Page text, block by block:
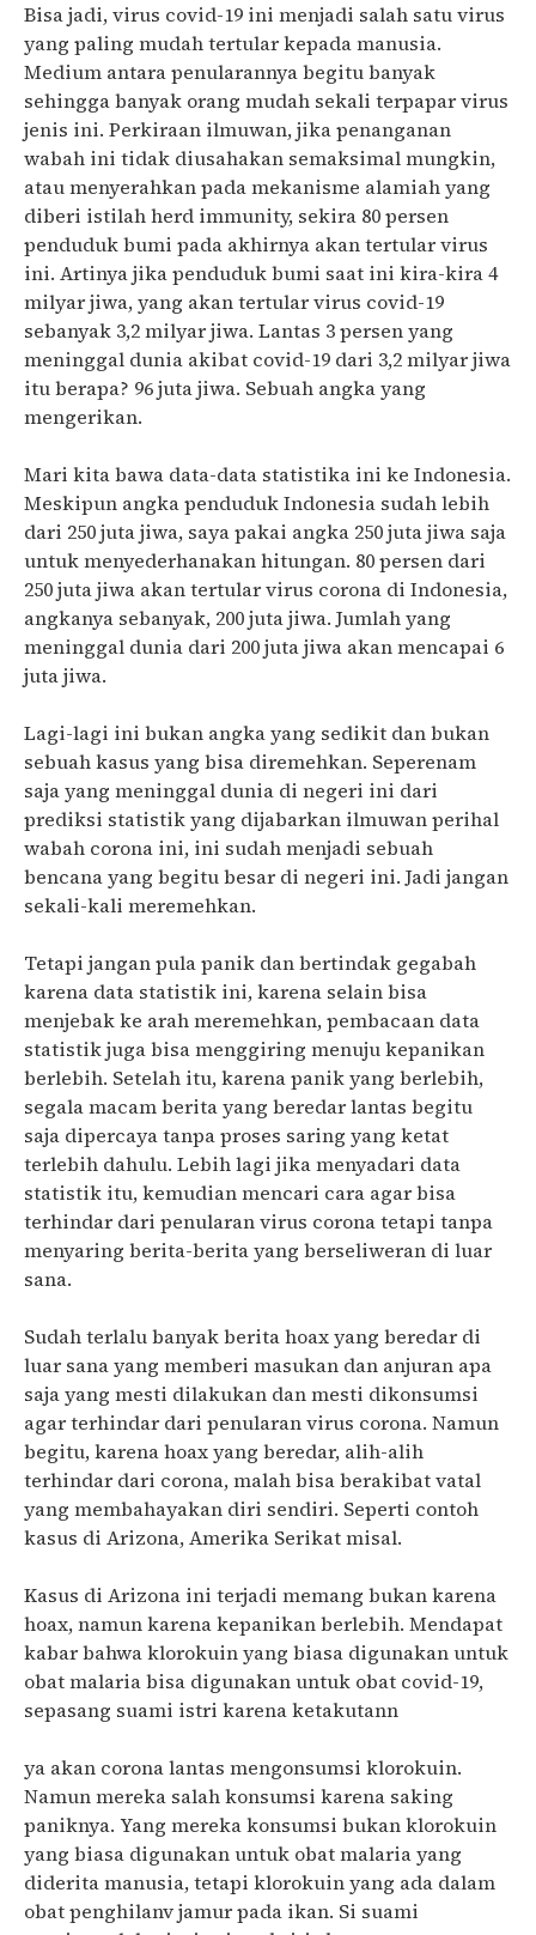
Bisa jadi, virus covid-19 ini menjadi salah satu virus
yang paling mudah tertular kepada manusia.
Medium antara penularannya begitu banyak
sehingga banyak orang mudah sekali terpapar virus
jenis ini. Perkiraan ilmuwan, jika penanganan
wabah ini tidak diusahakan semaksimal mungkin,
atau menyerahkan pada mekanisme alamiah yang
diberi istilah herd immunity, sekira 80 persen
penduduk bumi pada akhirnya akan tertular virus
ini. Artinya jika penduduk bumi saat ini kira-kira 4
milyar jiwa, yang akan tertular virus covid-19
sebanyak 3,2 milyar jiwa. Lantas 3 persen yang
meninggal dunia akibat covid-19 dari 3,2 milyar jiwa
itu berapa? 96 juta jiwa. Sebuah angka yang
mengerikan.
Mari kita bawa data-data statistika ini ke Indonesia.
Meskipun angka penduduk Indonesia sudah lebih
dari 250 juta jiwa, saya pakai angka 250 juta jiwa saja
untuk menyederhanakan hitungan. 80 persen dari
250 juta jiwa akan tertular virus corona di Indonesia,
angkanya sebanyak, 200 juta jiwa. Jumlah yang
meninggal dunia dari 200 juta jiwa akan mencapai 6
juta jiwa.
Lagi-lagi ini bukan angka yang sedikit dan bukan
sebuah kasus yang bisa diremehkan. Seperenam
saja yang meninggal dunia di negeri ini dari
prediksi statistik yang dijabarkan ilmuwan perihal
wabah corona ini, ini sudah menjadi sebuah
bencana yang begitu besar di negeri ini. Jadi jangan
sekali-kali meremehkan.
Tetapi jangan pula panik dan bertindak gegabah
karena data statistik ini, karena selain bisa
menjebak ke arah meremehkan, pembacaan data
statistik juga bisa menggiring menuju kepanikan
berlebih. Setelah itu, karena panik yang berlebih,
segala macam berita yang beredar lantas begitu
saja dipercaya tanpa proses saring yang ketat
terlebih dahulu. Lebih lagi jika menyadari data
statistik itu, kemudian mencari cara agar bisa
terhindar dari penularan virus corona tetapi tanpa
menyaring berita-berita yang berseliweran di luar
sana.
Sudah terlalu banyak berita hoax yang beredar di
luar sana yang memberi masukan dan anjuran apa
saja yang mesti dilakukan dan mesti dikonsumsi
agar terhindar dari penularan virus corona. Namun
begitu, karena hoax yang beredar, alih-alih
terhindar dari corona, malah bisa berakibat vatal
yang membahayakan diri sendiri. Seperti contoh
kasus di Arizona, Amerika Serikat misal.
Kasus di Arizona ini terjadi memang bukan karena
hoax, namun karena kepanikan berlebih. Mendapat
kabar bahwa klorokuin yang biasa digunakan untuk
obat malaria bisa digunakan untuk obat covid-19,
sepasang suami istri karena ketakutann
ya akan corona lantas mengonsumsi klorokuin.
Namun mereka salah konsumsi karena saking
paniknya. Yang mereka konsumsi bukan klorokuin
yang biasa digunakan untuk obat malaria yang
diderita manusia, tetapi klorokuin yang ada dalam
obat penghilanv jamur pada ikan. Si suami